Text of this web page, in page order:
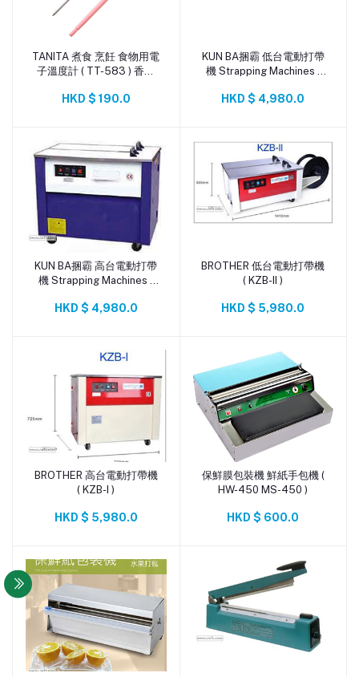
添加到購物車
TANITA 煮食 烹飪 食物用電
子溫度計 ( TT-583 ) 香港
HKD $ 190.0
添加到購物車
KUN BA捆霸 低台電動打帶
機 Strapping Machines (
HKD $ 4,980.0
添加到購物車
KUN BA捆霸 高台電動打帶
機 Strapping Machines (
HKD $ 4,980.0
添加到購物車
BROTHER 低台電動打帶機
( KZB-II )
HKD $ 5,980.0
添加到購物車
BROTHER 高台電動打帶機
( KZB-I )
HKD $ 5,980.0
添加到購物車
保鮮膜包裝機 鮮紙手包機 (
HW-450 MS-450 )
HKD $ 600.0